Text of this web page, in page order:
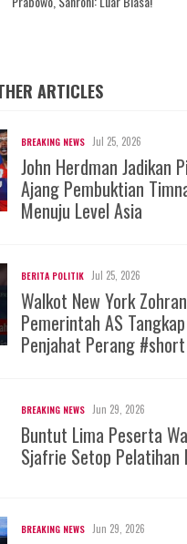
ARTICLES
BREAKING NEWS Jul 25, 2026
John Herdman Jadikan
Ajang Pembuktian
Menuju Level Asia
BERITA POLITIK Jul 25, 2026
Walkot New York
Pemerintah AS
Penjahat Perang #short
BREAKING NEWS Jun 29, 2026
Buntut Lima Peserta
Sjafrie Setop Pelatihan
BREAKING NEWS Jun 29, 2026